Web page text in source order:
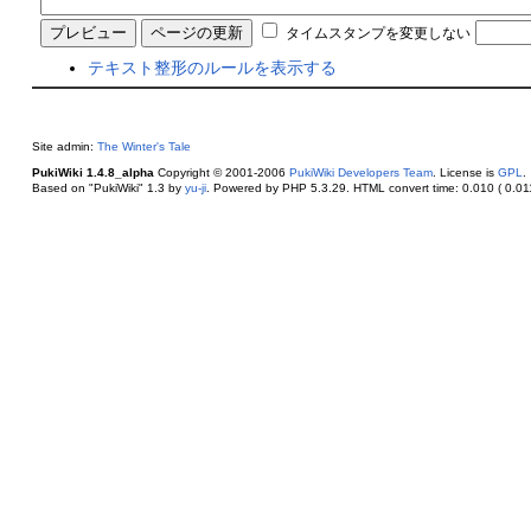
タイムスタンプを変更しない
テキスト整形のルールを表示する
Site admin: The Winter's Tale
PukiWiki 1.4.8_alpha Copyright © 2001-2006 PukiWiki Developers Team. License is GPL
Based on "PukiWiki" 1.3 by yu-ji. Powered by PHP 5.3.29. HTML convert time: 0.010 (